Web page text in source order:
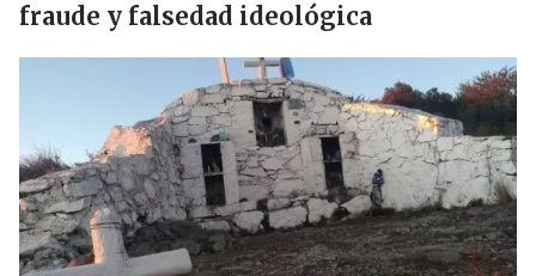
fraude y falsedad ideológica